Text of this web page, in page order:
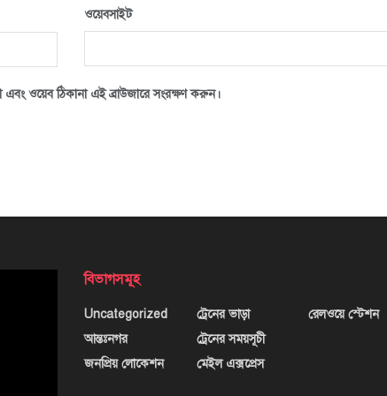
ওয়েবসাইট
ওয়েব ঠিকানা এই ব্রাউজারে সংরক্ষণ করুন।
বিভাগসমূহ
Uncategorized
আন্তঃনগর
জনপ্রিয় লোকেশন
ট্রেনের ভাড়া
ট্রেনের সময়সূচী
মেইল এক্সপ্রেস
রেলওয়ে স্টেশন